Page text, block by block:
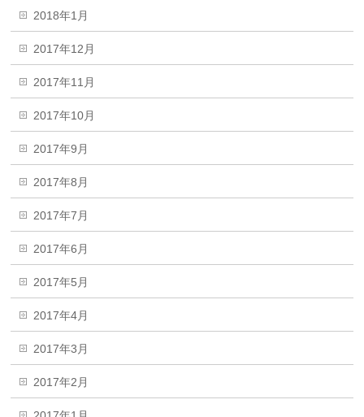
2018年1月
2017年12月
2017年11月
2017年10月
2017年9月
2017年8月
2017年7月
2017年6月
2017年5月
2017年4月
2017年3月
2017年2月